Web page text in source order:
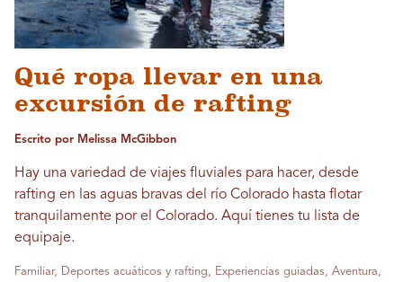
Qué ropa llevar en una
excursión de rafting
Escrito por Melissa McGibbon
Hay una variedad de viajes fluviales para hacer, desde
rafting en las aguas bravas del río Colorado hasta flotar
tranquilamente por el Colorado. Aquí tienes tu lista de
equipaje.
Familiar, Deportes acuáticos y rafting, Experiencias guiadas, Aventura,